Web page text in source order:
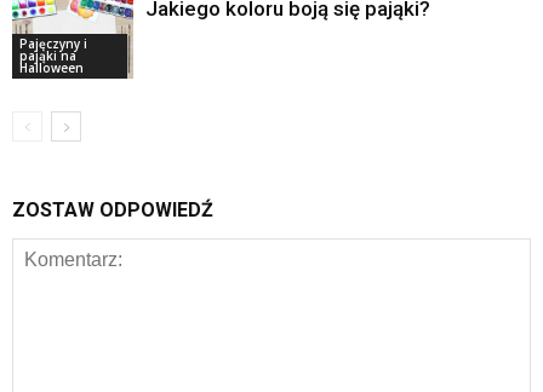
Pajęczyny i
pająki na
Halloween
Jakiego koloru boją się pająki?
ZOSTAW ODPOWIEDŹ